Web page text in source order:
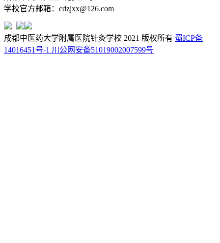
学校官方邮箱：cdzjxx@126.com
成都中医药大学附属医院针灸学校 2021 版权所有 蜀ICP备
14016451号-1 川公网安备51019002007599号